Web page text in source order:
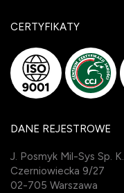
CERTYFIKATY
DANE REJESTROWE
J. Posmyk Mil-Sys Sp. K.
Czerniowiecka 9/27
02-705 Warszawa